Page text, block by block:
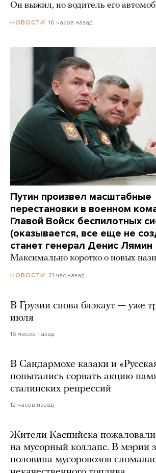
Он выжил, но водитель его
НОВОСТИ 16 часов назад
Путин произвел масштабные
перестановки в военном
Главой Войск беспилотных
(оказывается, все еще не
станет генерал Денис Лямин
Максимально коротко о новых
НОВОСТИ 21 час назад
В Грузии снова блэкаут — уже
июля
16 часов назад
В Сандармохе казаки и
попытались сорвать акцию
сталинских репрессий
12 часов назад
Жители Каспийска
на мусорный коллапс. В мэрии
половина мусоровозов